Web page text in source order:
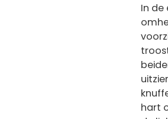
In de
hart